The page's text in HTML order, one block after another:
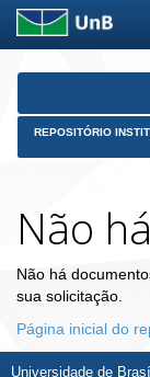
Skip
REPOSITÓRIO
Não
Não há
sua solicitação.
Página inicial do
Universidade de